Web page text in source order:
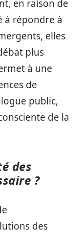
en raison de
à répondre à
elles
plus
à une
de
public,
de la
des
?
des